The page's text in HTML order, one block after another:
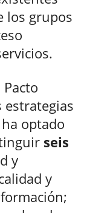
los grupos
estrategias
optado
seis
y
y